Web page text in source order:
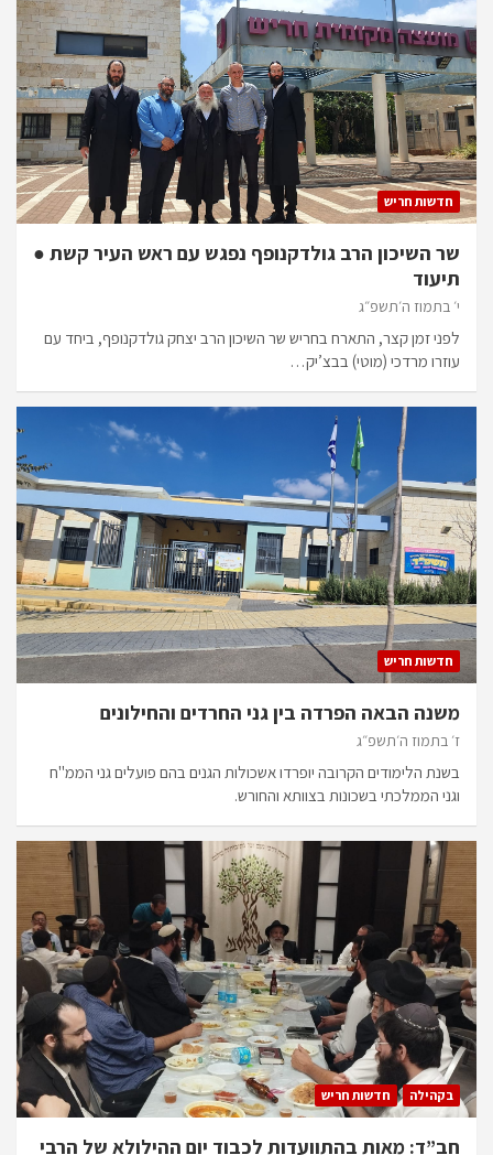
חדשות חריש
שר השיכון הרב גולדקנופף נפגש עם ראש העיר קשת ●
תיעוד
י׳ בתמוז ה׳תשפ״ג
לפני זמן קצר, התארח בחריש שר השיכון הרב יצחק גולדקנופף, ביחד עם
עוזרו מרדכי (מוטי) בבצ’יק…
חדשות חריש
משנה הבאה הפרדה בין גני החרדים והחילונים
ז׳ בתמוז ה׳תשפ״ג
בשנת הלימודים הקרובה יופרדו אשכולות הגנים בהם פועלים גני הממ"ח
וגני הממלכתי בשכונות בצוותא והחורש.
בקהילה חדשות חריש
חב”ד: מאות בהתוועדות לכבוד יום ההילולא של הרבי